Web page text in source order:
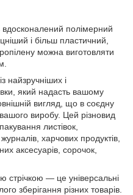
вдосконалений полімерний
і більш пластичний,
можна виготовляти
найзручніших і
який надасть вашому
вигляд, що в соєдну
виробу. Цей різновид
листівок,
харчових продуктів,
аксесуарів, сорочок,
стрічкою — це універсальні
зберігання різних товарів.